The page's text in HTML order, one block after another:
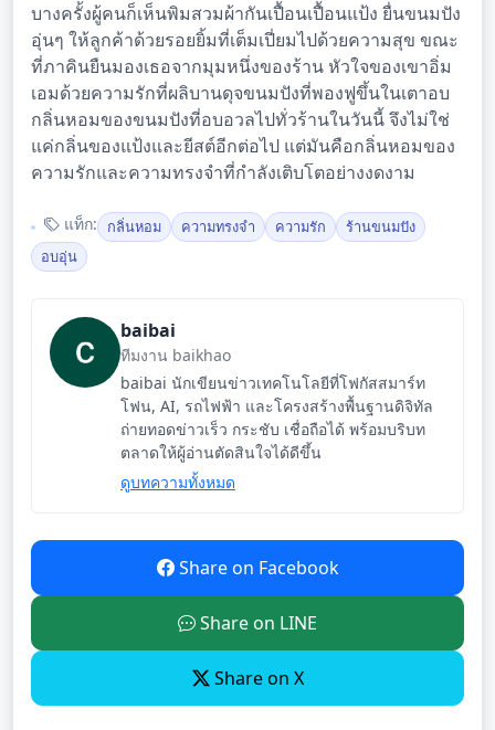
บางครั้งผู้คนก็เห็นพิมสวมผ้ากันเปื้อนเปื้อนแป้ง ยื่นขนมปัง
อุ่นๆ ให้ลูกค้าด้วยรอยยิ้มที่เต็มเปี่ยมไปด้วยความสุข ขณะ
ที่ภาคินยืนมองเธอจากมุมหนึ่งของร้าน หัวใจของเขาอิ่ม
เอมด้วยความรักที่ผลิบานดุจขนมปังที่พองฟูขึ้นในเตาอบ
กลิ่นหอมของขนมปังที่อบอวลไปทั่วร้านในวันนี้ จึงไม่ใช่
แค่กลิ่นของแป้งและยีสต์อีกต่อไป แต่มันคือกลิ่นหอมของ
ความรักและความทรงจำที่กำลังเติบโตอย่างงดงาม
แท็ก: กลิ่นหอม ความทรงจำ ความรัก
ร้านขนมปัง
อบอุ่น
baibai
ทีมงาน baikhao
baibai นักเขียนข่าวเทคโนโลยีที่โฟกัสสมาร์ท
โฟน, AI, รถไฟฟ้า และโครงสร้างพื้นฐานดิจิทัล
ถ่ายทอดข่าวเร็ว กระชับ เชื่อถือได้ พร้อมบริบท
ตลาดให้ผู้อ่านตัดสินใจได้ดีขึ้น
ดูบทความทั้งหมด
Share on Facebook
Share on LINE
Share on X